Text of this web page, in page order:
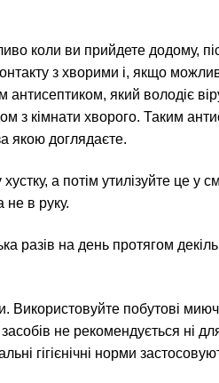
коли ви прийдете додому,
з хворими і, якщо
який володіє
з кімнати хворого. Таким
якою доглядаєте.
а потім утилізуйте це у
не в руку.
разів на день протягом
Використовуйте побутові
не рекомендується ні
гігієнічні норми